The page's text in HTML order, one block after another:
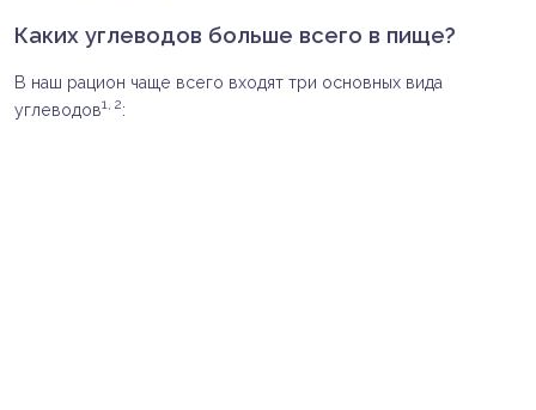
Каких углеводов больше всего в пище?
В наш рацион чаще всего входят три основных вида
углеводов1, 2: